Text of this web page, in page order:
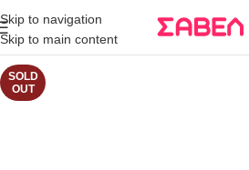
Skip to navigation
Skip to main content
άνω των 80€
Παραγγελία
SOLD
OUT